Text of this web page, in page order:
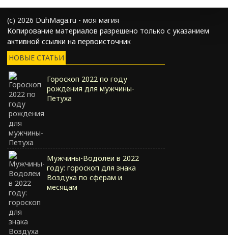
(с) 2026 DuhMaga.ru - моя магия
Копирование материалов разрешено только с указанием
активной ссылки на первоисточник
НОВЫЕ СТАТЬИ
Гороскоп 2022 по году
рождения для мужчины-
Петуха
Мужчины-Водолеи в 2022
году: гороскоп для знака
Воздуха по сферам и
месяцам